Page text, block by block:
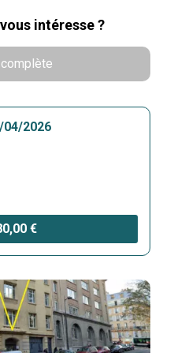
intéresse ?
04/2026
€